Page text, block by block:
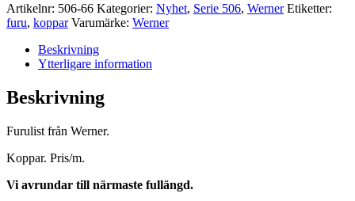
Artikelnr: 506-66 Kategorier: Nyhet, Serie 506, Werner Etiketter:
furu, koppar Varumärke: Werner
Beskrivning
Ytterligare information
Beskrivning
Furulist från Werner.
Koppar. Pris/m.
Vi avrundar till närmaste fullängd.